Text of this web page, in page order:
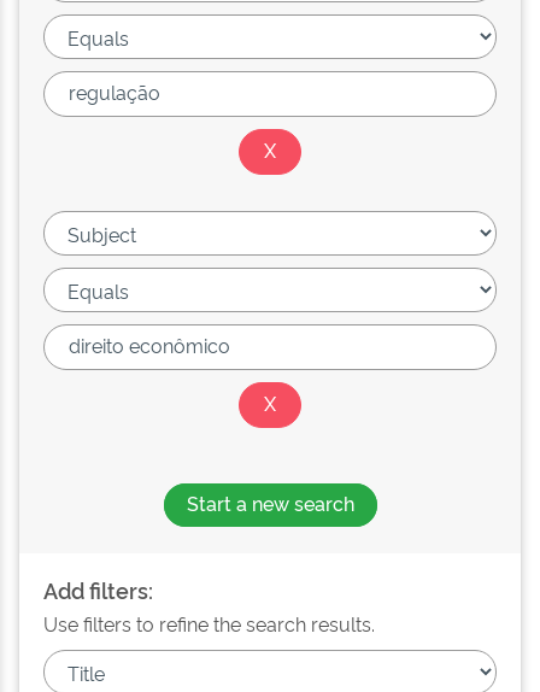
Start a new search
Add filters:
Use filters to refine the search results.